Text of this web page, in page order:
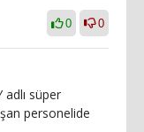
0 0
adlı süper
personelide